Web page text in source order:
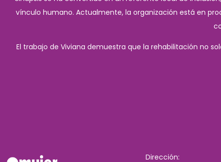
vínculo humano. Actualmente, la organización está en
El trabajo de Viviana demuestra que la rehabilitación no
Dirección: